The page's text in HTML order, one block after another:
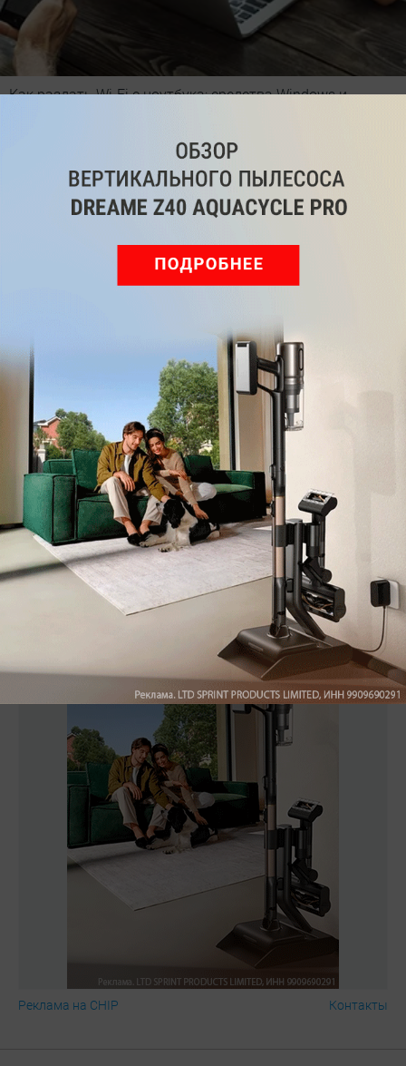
Как раздать Wi-Fi с ноутбука: средства Windows и
Читайте нас
в социальных
Реклама на CHIP Контакты